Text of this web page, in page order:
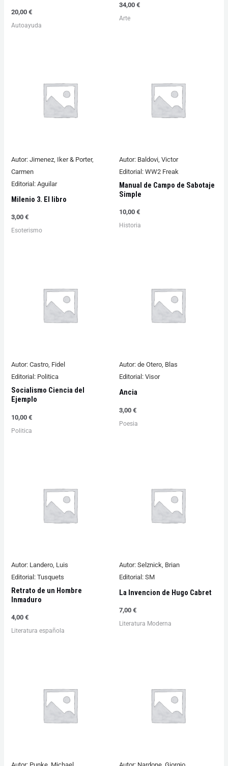
20,00€
Autoayuda
34,00 €
Arte
Autor: Jimenez, Iker & Porter,
Carmen
Editorial: Aguilar
Milenio 3. El libro
3,00€
Esoterismo
Autor: Baldovi, Victor
Editorial: WW2 Freak
Manual de Campo de Sabotaje
Simple
10,00 €
Historia
Autor: Castro, Fidel
Editorial: Politica
Socialismo Ciencia del
Ejemplo
10,00€
Politica
Autor: de Otero, Blas
Editorial: Visor
Ancia
3,00 €
Poesia
Autor: Landero, Luis
Editorial: Tusquets
Retrato de un Hombre
Inmaduro
4,00€
Literatura española
Autor: Selznick, Brian
Editorial: SM
La Invencion de Hugo Cabret
7,00 €
Literatura Moderna